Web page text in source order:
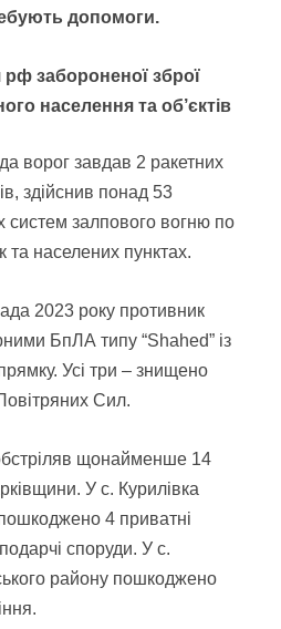
допомоги.
забороненої зброї
населення та об’єктів
ворог завдав 2 ракетних
здійснив понад 53
систем залпового вогню по
та населених пунктах.
2023 року противник
БпЛА типу “Shahed” із
Усі три – знищено
Сил.
щонайменше 14
У с. Курилівка
4 приватні
споруди. У с.
району пошкоджено